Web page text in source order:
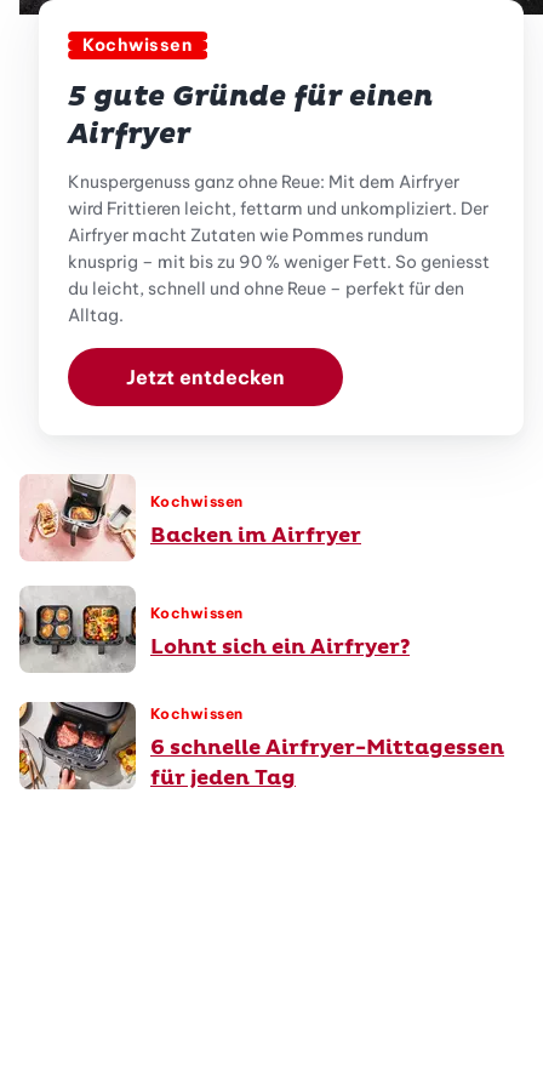
Kochwissen
5 gute Gründe für einen
Airfryer
Knuspergenuss ganz ohne Reue: Mit dem Airfryer
wird Frittieren leicht, fettarm und unkompliziert. Der
Airfryer macht Zutaten wie Pommes rundum
knusprig – mit bis zu 90 % weniger Fett. So geniesst
du leicht, schnell und ohne Reue – perfekt für den
Alltag.
Jetzt entdecken
Kochwissen
Backen im Airfryer
Kochwissen
Lohnt sich ein Airfryer?
Kochwissen
6 schnelle Airfryer-Mittagessen
für jeden Tag